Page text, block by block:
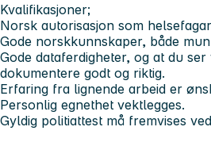
Kvalifikasjoner;
Norsk autorisasjon som
Gode norskkunnskaper, både
Gode dataferdigheter, og at du
dokumentere godt og riktig.
Erfaring fra lignende arbeid er
Personlig egnethet vektlegges.
Gyldig politiattest må fremvises